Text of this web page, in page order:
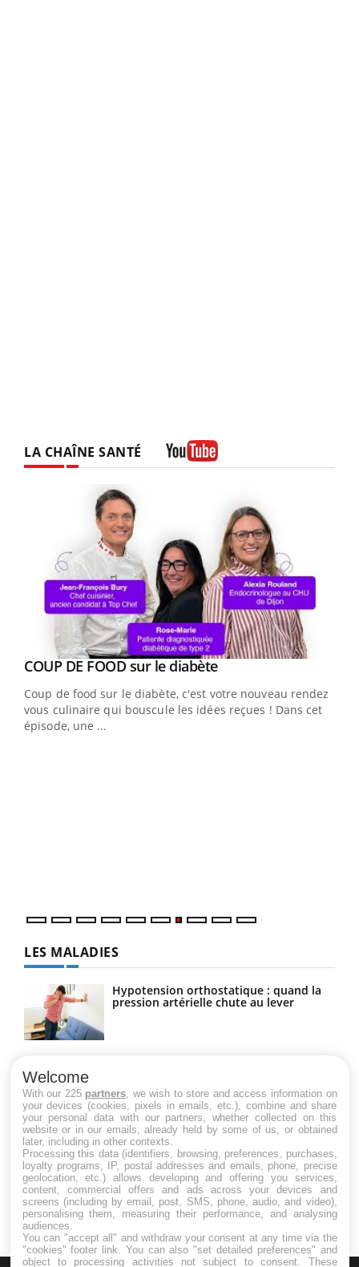
LA CHAÎNE SANTÉ
Youtube
COUP DE FOOD sur le diabèteYoutube
Coup de food sur le diabète, c'est votre nouveau rendez-
vous culinaire qui bouscule les idées reçues ! Dans cet
épisode, une ...
LES MALADIES
Hypotension orthostatique : quand la
pression artérielle chute au lever
Maladie de Charcot (Sclérose latérale
amyotrophique)
Welcome
With our 225 partners , we wish to store and access information on
your devices (cookies, pixels in emails, etc.), combine and share
your personal data with our partners, whether collected on this
website or in our emails, already held by some of us, or obtained
later, including in other contexts.
Processing this data (identifiers, browsing, preferences, purchases,
loyalty programs, IP, postal addresses and emails, phone, precise
geolocation, etc.) allows developing and offering you services,
content, commercial offers and ads across your devices and
screens (including by email, post, SMS, phone, audio, and video),
personalising them, measuring their performance, and analysing
audiences.
You can "accept all" and withdraw your consent at any time via the
"cookies" footer link . You can also "set detailed preferences" and
object to processing activities not subject to consent. These